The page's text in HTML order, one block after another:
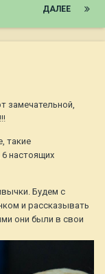
ДАЛЕЕ
замечательной,
такие
настоящих
Будем с
и рассказывать
они были в свои